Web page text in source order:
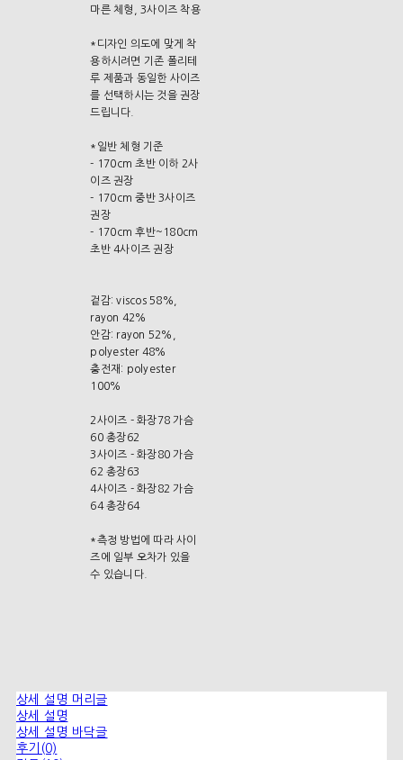
마른 체형, 3사이즈 착용
*디자인 의도에 맞게 착
용하시려면 기존 폴리테
루 제품과 동일한 사이즈
를 선택하시는 것을 권장
드립니다.
*일반 체형 기준
- 170cm 초반 이하 2사
이즈 권장
- 170cm 중반 3사이즈
권장
- 170cm 후반~180cm
초반 4사이즈 권장
겉감: viscos 58%,
rayon 42%
안감: rayon 52%,
polyester 48%
충전재: polyester
100%
2사이즈 - 화장78 가슴
60 총장62
3사이즈 - 화장80 가슴
62 총장63
4사이즈 - 화장82 가슴
64 총장64
*측정 방법에 따라 사이
즈에 일부 오차가 있을
수 있습니다.
상세 설명 머리글
상세 설명
상세 설명 바닥글
후기(0)